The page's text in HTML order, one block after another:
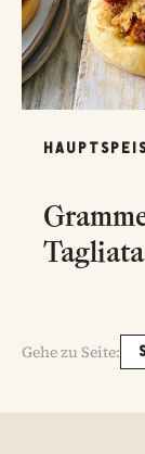
Gehe zu Seite: